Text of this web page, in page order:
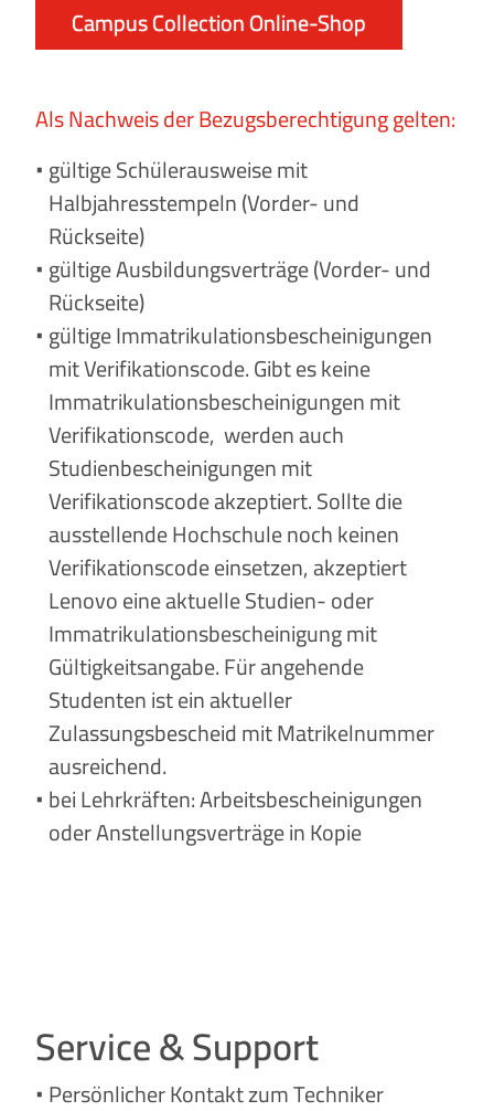
Campus Collection Online-Shop
Als Nachweis der Bezugsberechtigung gelten:
gültige Schülerausweise mit
Halbjahresstempeln (Vorder- und
Rückseite)
gültige Ausbildungsverträge (Vorder- und
Rückseite)
gültige Immatrikulationsbescheinigungen
mit Verifikationscode. Gibt es keine
Immatrikulationsbescheinigungen mit
Verifikationscode, werden auch
Studienbescheinigungen mit
Verifikationscode akzeptiert. Sollte die
ausstellende Hochschule noch keinen
Verifikationscode einsetzen, akzeptiert
Lenovo eine aktuelle Studien- oder
Immatrikulationsbescheinigung mit
Gültigkeitsangabe. Für angehende
Studenten ist ein aktueller
Zulassungsbescheid mit Matrikelnummer
ausreichend.
bei Lehrkräften: Arbeitsbescheinigungen
oder Anstellungsverträge in Kopie
Service & Support
Persönlicher Kontakt zum Techniker